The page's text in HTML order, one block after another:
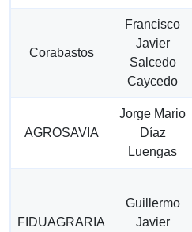
Corabastos
Francisco
Javier
Salcedo
Caycedo
AGROSAVIA
Jorge Mario
Díaz
Luengas
FIDUAGRARIA
Guillermo
Javier